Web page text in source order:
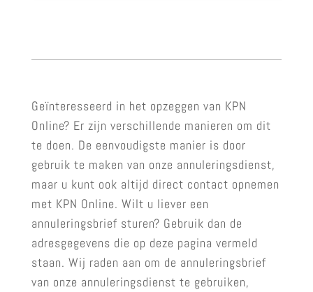
Geïnteresseerd in het opzeggen van KPN
Online? Er zijn verschillende manieren om dit
te doen. De eenvoudigste manier is door
gebruik te maken van onze annuleringsdienst,
maar u kunt ook altijd direct contact opnemen
met KPN Online. Wilt u liever een
annuleringsbrief sturen? Gebruik dan de
adresgegevens die op deze pagina vermeld
staan. Wij raden aan om de annuleringsbrief
van onze annuleringsdienst te gebruiken,